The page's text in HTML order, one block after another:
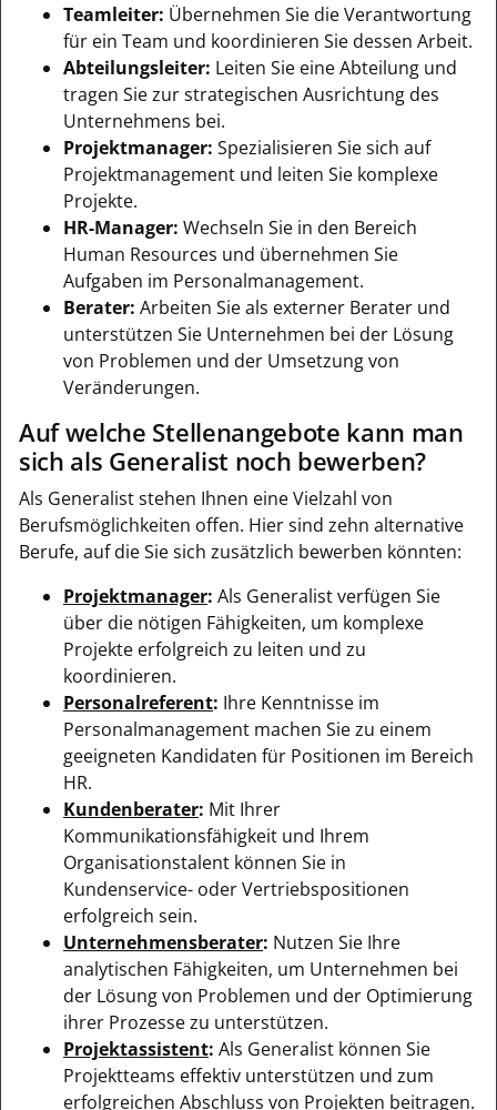
Teamleiter: Übernehmen Sie die Verantwortung
für ein Team und koordinieren Sie dessen Arbeit.
Abteilungsleiter: Leiten Sie eine Abteilung und
tragen Sie zur strategischen Ausrichtung des
Unternehmens bei.
Projektmanager: Spezialisieren Sie sich auf
Projektmanagement und leiten Sie komplexe
Projekte.
HR-Manager: Wechseln Sie in den Bereich
Human Resources und übernehmen Sie
Aufgaben im Personalmanagement.
Berater: Arbeiten Sie als externer Berater und
unterstützen Sie Unternehmen bei der Lösung
von Problemen und der Umsetzung von
Veränderungen.
Auf welche Stellenangebote kann man
sich als Generalist noch bewerben?
Als Generalist stehen Ihnen eine Vielzahl von
Berufsmöglichkeiten offen. Hier sind zehn alternative
Berufe, auf die Sie sich zusätzlich bewerben könnten:
Projektmanager: Als Generalist verfügen Sie
über die nötigen Fähigkeiten, um komplexe
Projekte erfolgreich zu leiten und zu
koordinieren.
Personalreferent: Ihre Kenntnisse im
Personalmanagement machen Sie zu einem
geeigneten Kandidaten für Positionen im Bereich
HR.
Kundenberater: Mit Ihrer
Kommunikationsfähigkeit und Ihrem
Organisationstalent können Sie in
Kundenservice- oder Vertriebspositionen
erfolgreich sein.
Unternehmensberater: Nutzen Sie Ihre
analytischen Fähigkeiten, um Unternehmen bei
der Lösung von Problemen und der Optimierung
ihrer Prozesse zu unterstützen.
Projektassistent: Als Generalist können Sie
Projektteams effektiv unterstützen und zum
erfolgreichen Abschluss von Projekten beitragen.